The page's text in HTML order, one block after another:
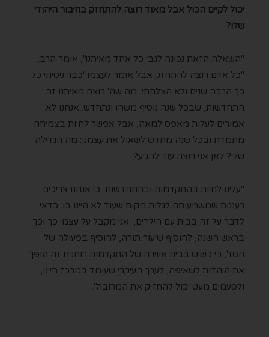
יכול לקיים הכול אבל מאוד רוצה להתחזק בחיבור היהודי
שלו?
"השאלה הזאת נכונה לגבי כל אחד מאיתנו", אומר הרב.
"כל אדם רוצה להתחזק אבל אומר לעצמו 'כבר ניסיתי כל
כך הרבה שנים ולא הצלחתי'. מה שה' רוצה מאיתנו זה
התחדשות, שבכל שנה נוסיף משהו ונתחדש. אנחנו לא
אמורים לעלות מאפס למאה, אבל אפשר לחיות בצמיחה
מתמדת ובכל שנה מחדש לשאול את עצמנו: מה הגדילה
שלי? לאן אני רוצה עוד להגיע?
"עלינו לחיות בהתקדמות ובהתחדשות, כי אנחנו צריכים
רעננות שמשמעותה לגלות מקום שעוד לא היינו בו. כדאי
לדבר על זה בבית עם הילדים, 'אני מקבל על עצמי כך וכך
בראש השנה, להוסיף שיעור תורה, להוסיף בפעולה של
חסד', כי כשיש בבית אווירה של התקדמות רוחנית זה הופך
את היהדות לשאיפה, לערך העיקרי שעומד במרכז חיינו,
ולפעמים מעט יכול להחזיק את המרובה".